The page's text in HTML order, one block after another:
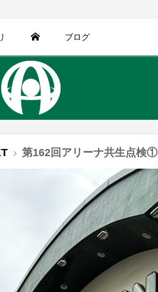
ブログ
第162回アリーナ共生点検①